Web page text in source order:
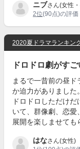
ニブさん(女性
2位(90点)の評価
2020夏ドラマランキン
ドロドロ劇がすご
まるで一昔前の昼
か迫力がありました。
ドロドロしただけ
いて、群像劇、恋愛
展開を楽しませても
はなさん(女性)